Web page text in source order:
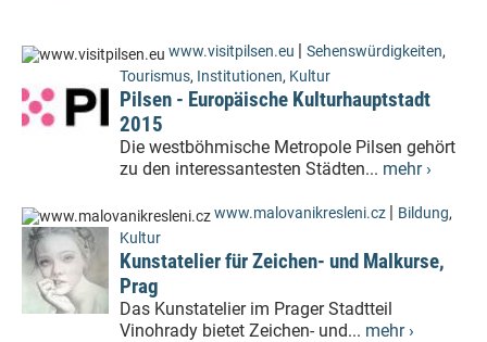
www.visitpilsen.eu | Sehenswürdigkeiten,
Tourismus, Institutionen, Kultur
Pilsen - Europäische Kulturhauptstadt
2015
Die westböhmische Metropole Pilsen gehört
zu den interessantesten Städten... mehr ›
www.malovanikresleni.cz | Bildung,
Kultur
Kunstatelier für Zeichen- und Malkurse,
Prag
Das Kunstatelier im Prager Stadtteil
Vinohrady bietet Zeichen- und... mehr ›